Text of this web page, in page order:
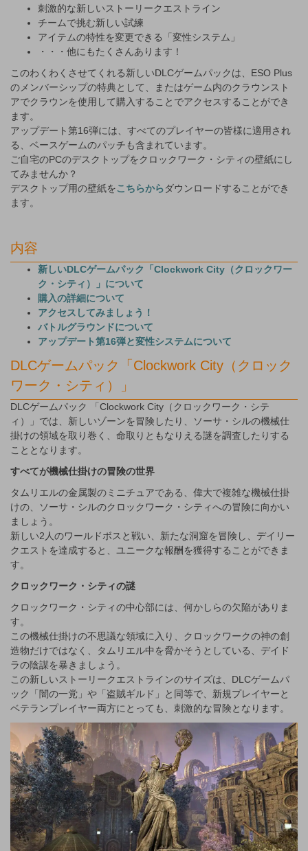
刺激的な新しいストーリークエストライン
チームで挑む新しい試練
アイテムの特性を変更できる「変性システム」
・・・他にもたくさんあります！
このわくわくさせてくれる新しいDLCゲームパックは、ESO Plus
のメンバーシップの特典として、またはゲーム内のクラウンスト
アでクラウンを使用して購入することでアクセスすることができ
ます。
アップデート第16弾には、すべてのプレイヤーの皆様に適用され
る、ベースゲームのパッチも含まれています。
ご自宅のPCのデスクトップをクロックワーク・シティの壁紙にし
てみませんか？
デスクトップ用の壁紙をこちらからダウンロードすることができ
ます。
内容
新しいDLCゲームパック「Clockwork City（クロックワー
ク・シティ）」について
購入の詳細について
アクセスしてみましょう！
バトルグラウンドについて
アップデート第16弾と変性システムについて
DLCゲームパック「Clockwork City（クロック
ワーク・シティ）」
DLCゲームパック 「Clockwork City（クロックワーク・シテ
ィ）」では、新しいゾーンを冒険したり、ソーサ・シルの機械仕
掛けの領域を取り巻く、命取りともなりえる謎を調査したりする
こととなります。
すべてが機械仕掛けの冒険の世界
タムリエルの金属製のミニチュアである、偉大で複雑な機械仕掛
けの、ソーサ・シルのクロックワーク・シティへの冒険に向かい
ましょう。
新しい2人のワールドボスと戦い、新たな洞窟を冒険し、デイリー
クエストを達成すると、ユニークな報酬を獲得することができま
す。
クロックワーク・シティの謎
クロックワーク・シティの中心部には、何かしらの欠陥がありま
す。
この機械仕掛けの不思議な領域に入り、クロックワークの神の創
造物だけではなく、タムリエル中を脅かそうとしている、デイド
ラの陰謀を暴きましょう。
この新しいストーリークエストラインのサイズは、DLCゲームパ
ック「闇の一党」や「盗賊ギルド」と同等で、新規プレイヤーと
ベテランプレイヤー両方にとっても、刺激的な冒険となります。